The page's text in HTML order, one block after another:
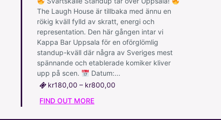
The Laugh House är tillbaka med ännu en
rökig kväll fylld av skratt, energi och
representation. Den här gången intar vi
Kappa Bar Uppsala för en oförglömlig
standup-kväll där några av Sveriges mest
spännande och etablerade komiker kliver
upp på scen.
Datum:...
kr180,00 – kr800,00
FIND OUT MORE